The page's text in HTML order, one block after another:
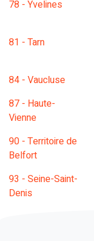
78 - Yvelines
81 - Tarn
84 - Vaucluse
87 - Haute-
Vienne
90 - Territoire de
Belfort
93 - Seine-Saint-
Denis